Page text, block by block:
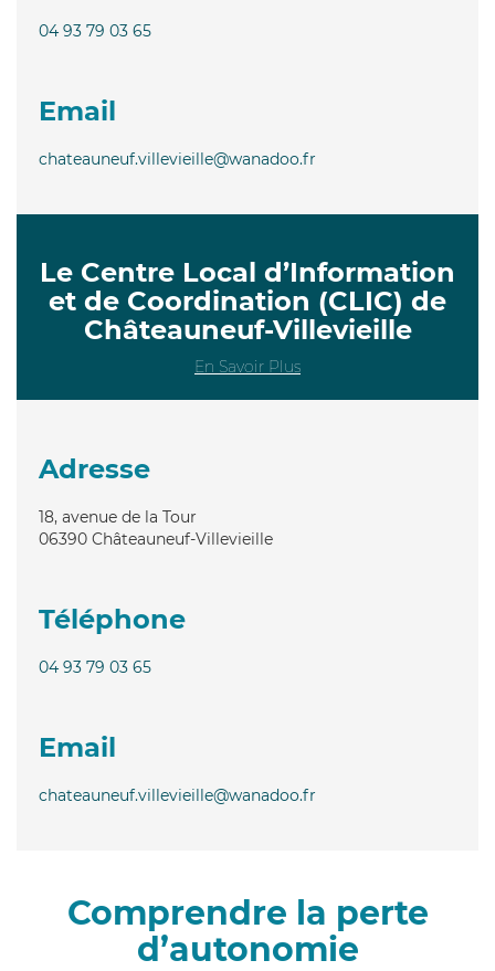
04 93 79 03 65
Email
chateauneuf.villevieille@wanadoo.fr
Le Centre Local d’Information
et de Coordination (CLIC) de
Châteauneuf-Villevieille
En Savoir Plus
Adresse
18, avenue de la Tour
06390 Châteauneuf-Villevieille
Téléphone
04 93 79 03 65
Email
chateauneuf.villevieille@wanadoo.fr
Comprendre la perte
d’autonomie